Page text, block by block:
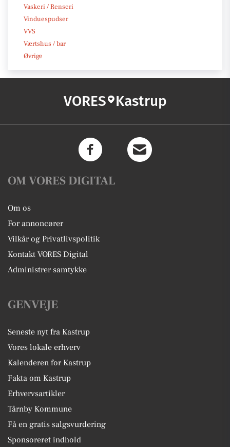
Vaskeri / Renseri
Vinduespudser
VVS
Værtshus / bar
Øvrige
VORES Kastrup
OM VORES DIGITAL
Om os
For annoncører
Vilkår og Privatlivspolitik
Kontakt VORES Digital
Administrer samtykke
GENVEJE
Seneste nyt fra Kastrup
Vores lokale erhverv
Kalenderen for Kastrup
Fakta om Kastrup
Erhvervsartikler
Tårnby Kommune
Få en gratis salgsvurdering
Sponsoreret indhold